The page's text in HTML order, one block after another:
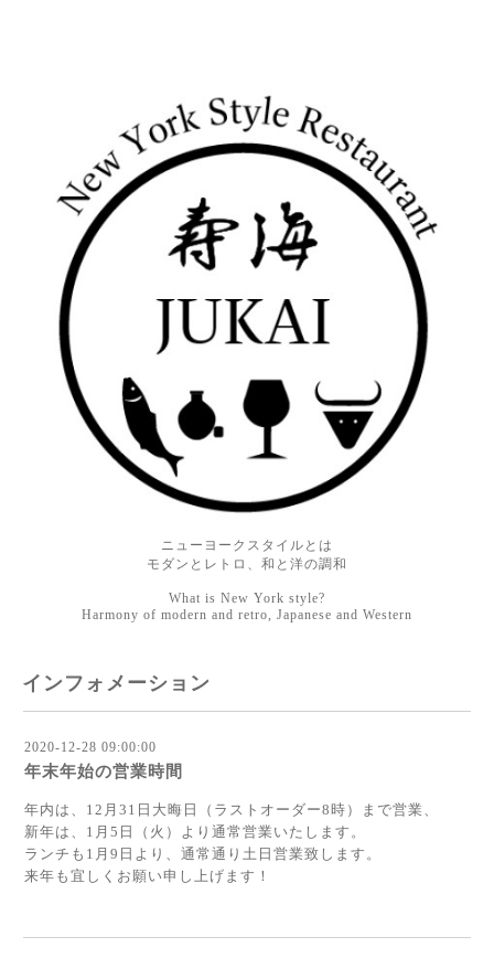
ニューヨークスタイルとは
モダンとレトロ、和と洋の調和
What is New York style?
Harmony of modern and retro, Japanese and Western
インフォメーション
2020-12-28 09:00:00
年末年始の営業時間
年内は、12月31日大晦日（ラストオーダー8時）まで営業、
新年は、1月5日（火）より通常営業いたします。
ランチも1月9日より、通常通り土日営業致します。
来年も宜しくお願い申し上げます！